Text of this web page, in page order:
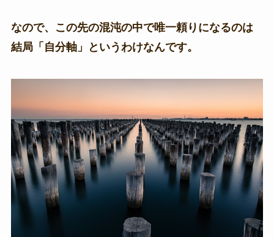
なので、この先の混沌の中で唯一頼りになるのは
結局「自分軸」というわけなんです。